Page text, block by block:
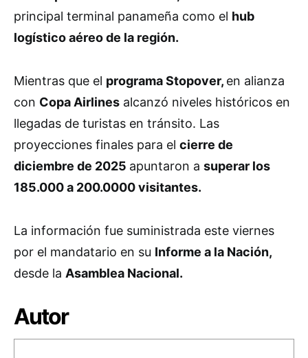
principal terminal panameña como el hub
logístico aéreo de la región.
Mientras que el programa Stopover, en alianza
con Copa Airlines alcanzó niveles históricos en
llegadas de turistas en tránsito. Las
proyecciones finales para el cierre de
diciembre de 2025 apuntaron a superar los
185.000 a 200.0000 visitantes.
La información fue suministrada este viernes
por el mandatario en su Informe a la Nación,
desde la Asamblea Nacional.
Autor